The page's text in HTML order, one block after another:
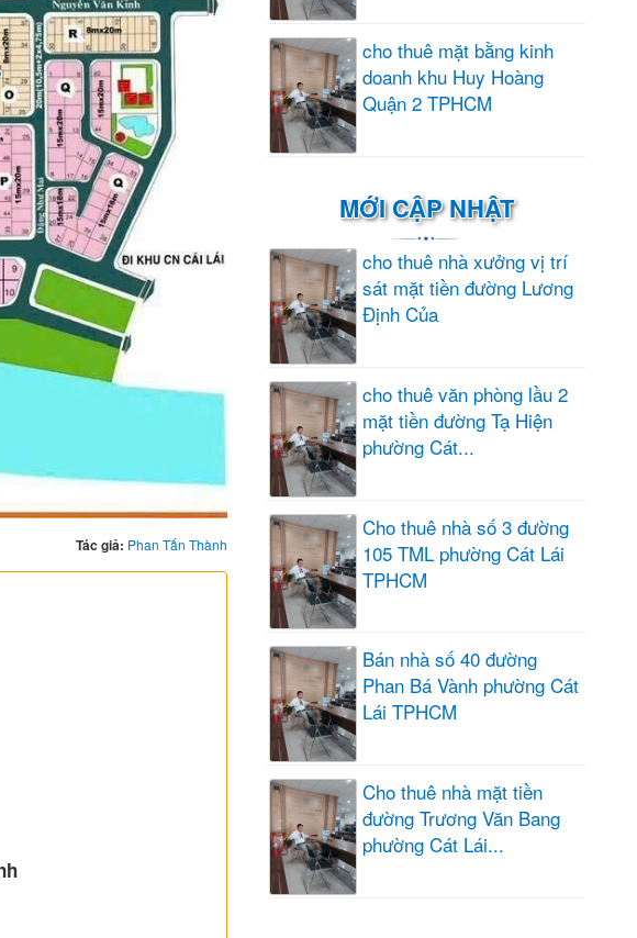
Tác giả: Phan Tấn Thành
cho thuê mặt bằng kinh
doanh khu Huy Hoàng
Quận 2 TPHCM
MỚI CẬP NHẬT
cho thuê nhà xưởng vị trí
sát mặt tiền đường Lương
Định Của
cho thuê văn phòng lầu 2
mặt tiền đường Tạ Hiện
phường Cát...
Cho thuê nhà số 3 đường
105 TML phường Cát Lái
TPHCM
Bán nhà số 40 đường
Phan Bá Vành phường Cát
Lái TPHCM
Cho thuê nhà mặt tiền
đường Trương Văn Bang
phường Cát Lái...